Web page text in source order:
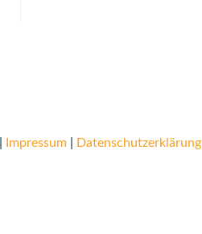
Impressum|
Datenschutzerklärung